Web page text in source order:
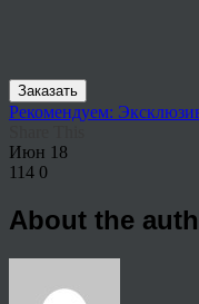
Заказать
Рекомендуем:
Июн 18
114 0
About the